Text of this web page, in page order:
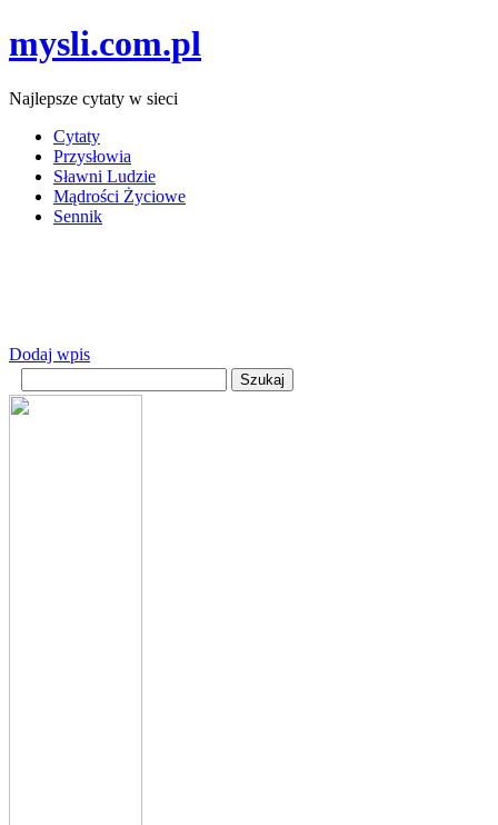
mysli.com.pl
Najlepsze cytaty w sieci
Cytaty
Przysłowia
Sławni Ludzie
Mądrości Życiowe
Sennik
Dodaj wpis